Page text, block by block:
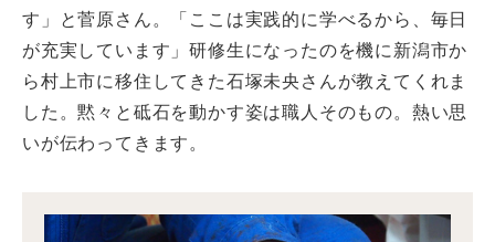
す」と菅原さん。「ここは実践的に学べるから、毎日
が充実しています」研修生になったのを機に新潟市か
ら村上市に移住してきた石塚未央さんが教えてくれま
した。黙々と砥石を動かす姿は職人そのもの。熱い思
いが伝わってきます。